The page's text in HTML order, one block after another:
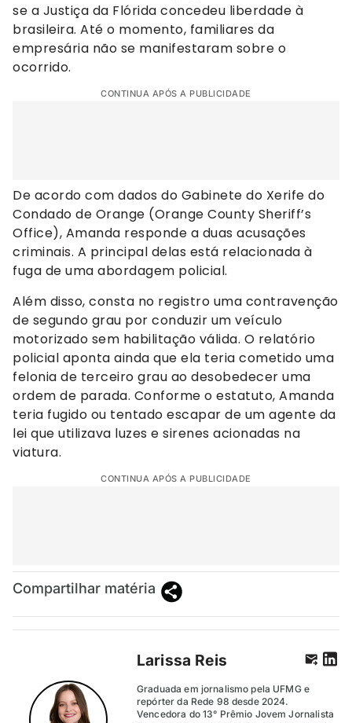
se a Justiça da Flórida concedeu liberdade à
brasileira. Até o momento, familiares da
empresária não se manifestaram sobre o
ocorrido.
CONTINUA APÓS A PUBLICIDADE
De acordo com dados do Gabinete do Xerife do
Condado de Orange (Orange County Sheriff’s
Office), Amanda responde a duas acusações
criminais. A principal delas está relacionada à
fuga de uma abordagem policial.
Além disso, consta no registro uma contravenção
de segundo grau por conduzir um veículo
motorizado sem habilitação válida. O relatório
policial aponta ainda que ela teria cometido uma
felonia de terceiro grau ao desobedecer uma
ordem de parada. Conforme o estatuto, Amanda
teria fugido ou tentado escapar de um agente da
lei que utilizava luzes e sirenes acionadas na
viatura.
CONTINUA APÓS A PUBLICIDADE
Compartilhar matéria
Larissa Reis
Graduada em jornalismo pela UFMG e
repórter da Rede 98 desde 2024.
Vencedora do 13° Prêmio Jovem Jornalista